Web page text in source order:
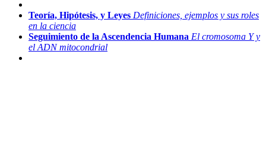
Teoría, Hipótesis, y Leyes Definiciones, ejemplos y sus roles
en la ciencia
Seguimiento de la Ascendencia Humana El cromosoma Y y
el ADN mitocondrial